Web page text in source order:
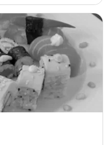
famille et bien d'autres. Notre
pour réaliser vos désirs et y
partenaires de vos événements et